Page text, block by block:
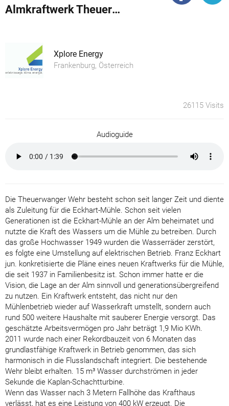
Almkraftwerk Theuerwanger Wehr
Xplore Energy
Frankenburg, Österreich
26115 Visits
Audioguide
Die Theuerwanger Wehr besteht schon seit langer Zeit und diente
als Zuleitung für die Eckhart-Mühle. Schon seit vielen
Generationen ist die Eckhart-Mühle an der Alm beheimatet und
nutzte die Kraft des Wassers um die Mühle zu betreiben. Durch
das große Hochwasser 1949 wurden die Wasserräder zerstört,
es folgte eine Umstellung auf elektrischen Betrieb. Franz Eckhart
jun. konkretisierte die Pläne eines neuen Kraftwerks für die Mühle,
die seit 1937 in Familienbesitz ist. Schon immer hatte er die
Vision, die Lage an der Alm sinnvoll und generationsübergreifend
zu nutzen. Ein Kraftwerk entsteht, das nicht nur den
Mühlenbetrieb wieder auf Wasserkraft umstellt, sondern auch
rund 500 weitere Haushalte mit sauberer Energie versorgt. Das
geschätzte Arbeitsvermögen pro Jahr beträgt 1,9 Mio KWh.
2011 wurde nach einer Rekordbauzeit von 6 Monaten das
grundlastfähige Kraftwerk in Betrieb genommen, das sich
harmonisch in die Flusslandschaft integriert. Die bestehende
Wehr bleibt erhalten. 15 m³ Wasser durchströmen in jeder
Sekunde die Kaplan-Schachtturbine.
Wenn das Wasser nach 3 Metern Fallhöhe das Krafthaus
verlässt, hat es eine Leistung von 400 kW erzeugt. Die